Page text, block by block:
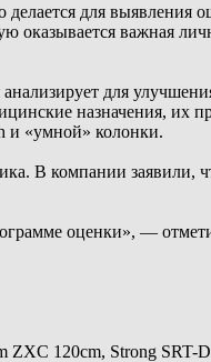
делается для выявления
оказывается важная
для
назначения, их
и «умной» колонки.
В компании заявили,
оценки», —
120cm, Strong SRT-